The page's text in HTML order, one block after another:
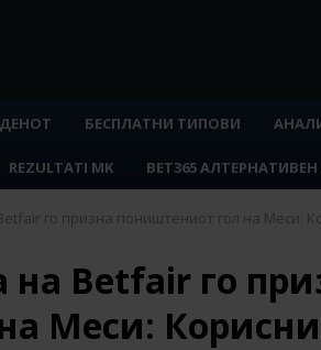
БЕСПЛАТНИ ТИПОВИ
REZULTATI MK BET365
го призна поништениот гол на Меси:
Betfair го
Меси: